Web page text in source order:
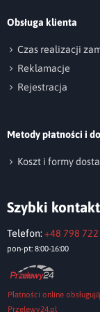
Wyślij
Obsługa klienta
Czas realizacji
Reklamacje
Rejestracja
Metody płatności i
Koszt i formy
Szybki kontakt
Telefon: +48 798
pon-pt: 8:00-16:00
Płatności online obsługują
Przelewy24.pl